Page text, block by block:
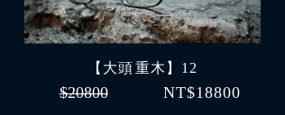
【大頭 重木】12
$20800 NT$18800